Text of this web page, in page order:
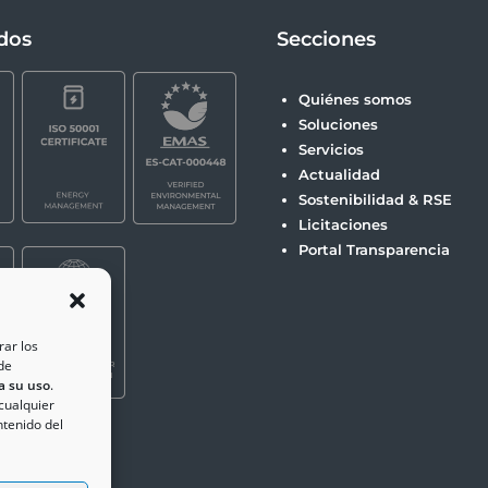
los
su uso.
del
Secciones
Quiénes somos
Soluciones
Servicios
Actualidad
Sostenibilidad & RSE
Licitaciones
Portal Transparencia